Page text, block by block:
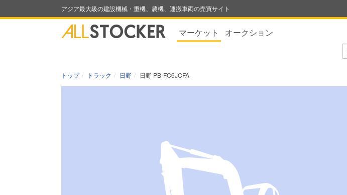
アジア最大級の建設機械・重機、農機、運搬車両の売買サイト
マーケット オークション
トップ トラック 日野 日野 PB-FC6JCFA